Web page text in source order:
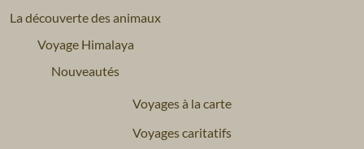
La découverte des animaux
Voyage Himalaya
Nouveautés
Voyages à la carte
Voyages caritatifs